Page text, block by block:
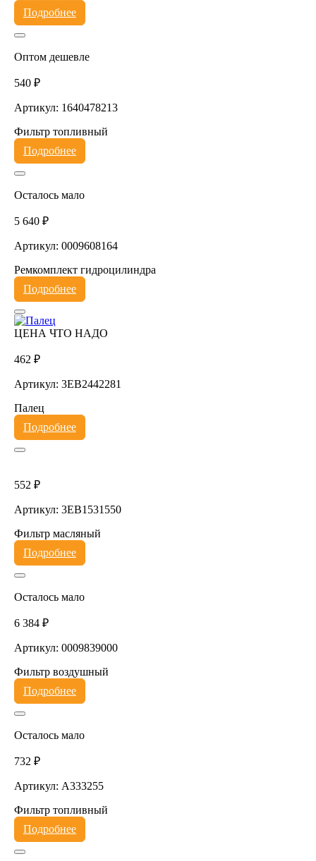
Подробнее
Оптом дешевле
540 ₽
Артикул: 1640478213
Фильтр топливный
Подробнее
Осталось мало
5 640 ₽
Артикул: 0009608164
Ремкомплект гидроцилиндра
Подробнее
ЦЕНА ЧТО НАДО
462 ₽
Артикул: 3EB2442281
Палец
Подробнее
552 ₽
Артикул: 3EB1531550
Фильтр масляный
Подробнее
Осталось мало
6 384 ₽
Артикул: 0009839000
Фильтр воздушный
Подробнее
Осталось мало
732 ₽
Артикул: A333255
Фильтр топливный
Подробнее